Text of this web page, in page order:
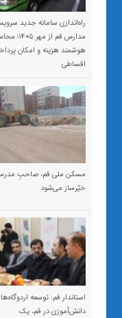
راه‌اندازی سامانه جدید
مدارس قم از مهر
هوشمند هزینه و امکان
اقساطی
مسکن ملی قم، صاحبِ
خیّرساز می‌شود
استاندار قم: توسعه
دانش‌آموزی در قم، یک